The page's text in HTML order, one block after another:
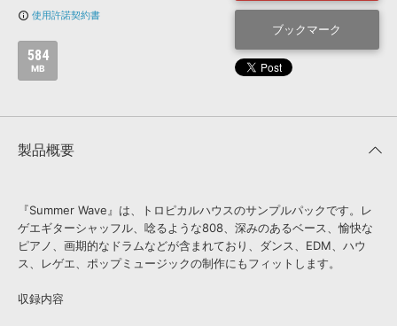
映像のBGM・セリフを音声分離
SLS
info_outline 使用許諾契約書
584
MB
ブックマーク
製品概要
『Summer Wave』は、トロピカルハウスのサンプルパックです。レ
ゲエギターシャッフル、唸るような808、深みのあるベース、愉快な
ピアノ、画期的なドラムなどが含まれており、ダンス、EDM、ハウ
ス、レゲエ、ポップミュージックの制作にもフィットします。
収録内容